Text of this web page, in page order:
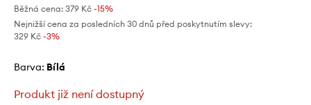
Běžná cena: 379 Kč -15%
Nejnižší cena za posledních 30 dnů před poskytnutím slevy:
329 Kč -3%
Barva: bílá
Produkt již není dostupný